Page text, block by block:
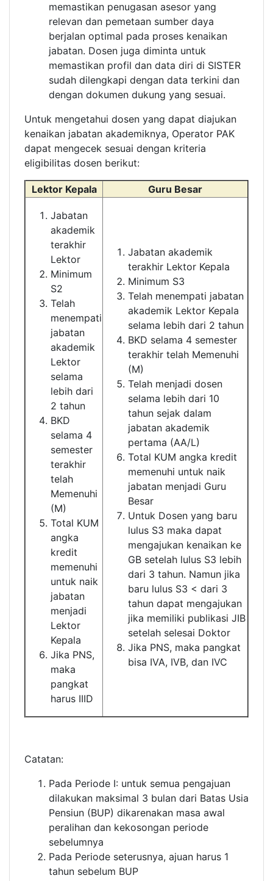
memastikan penugasan asesor yang
relevan dan pemetaan sumber daya
berjalan optimal pada proses kenaikan
jabatan. Dosen juga diminta untuk
memastikan profil dan data diri di SISTER
sudah dilengkapi dengan data terkini dan
dengan dokumen dukung yang sesuai.
Untuk mengetahui dosen yang dapat diajukan
kenaikan jabatan akademiknya, Operator PAK
dapat mengecek sesuai dengan kriteria
eligibilitas dosen berikut:
Lektor Kepala Guru Besar
Jabatan
akademik
terakhir
Lektor
Minimum
S2
Telah
menempati
jabatan
akademik
Lektor
selama
lebih dari
2 tahun
BKD
selama 4
semester
terakhir
telah
Memenuhi
(M)
Total KUM
angka
kredit
memenuhi
untuk naik
jabatan
menjadi
Lektor
Kepala
Jika PNS,
maka
pangkat
harus IIID
Jabatan akademik
terakhir Lektor Kepala
Minimum S3
Telah menempati jabatan
akademik Lektor Kepala
selama lebih dari 2 tahun
BKD selama 4 semester
terakhir telah Memenuhi
(M)
Telah menjadi dosen
selama lebih dari 10
tahun sejak dalam
jabatan akademik
pertama (AA/L)
Total KUM angka kredit
memenuhi untuk naik
jabatan menjadi Guru
Besar
Untuk Dosen yang baru
lulus S3 maka dapat
mengajukan kenaikan ke
GB setelah lulus S3 lebih
dari 3 tahun. Namun jika
baru lulus S3 < dari 3
tahun dapat mengajukan
jika memiliki publikasi JIB
setelah selesai Doktor
Jika PNS, maka pangkat
bisa IVA, IVB, dan IVC
Catatan:
Pada Periode I: untuk semua pengajuan
dilakukan maksimal 3 bulan dari Batas Usia
Pensiun (BUP) dikarenakan masa awal
peralihan dan kekosongan periode
sebelumnya
Pada Periode seterusnya, ajuan harus 1
tahun sebelum BUP